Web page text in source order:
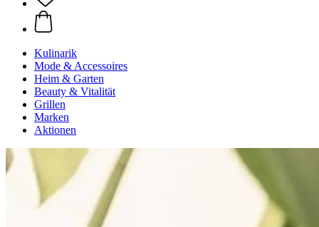
Kulinarik
Mode & Accessoires
Heim & Garten
Beauty & Vitalität
Grillen
Marken
Aktionen